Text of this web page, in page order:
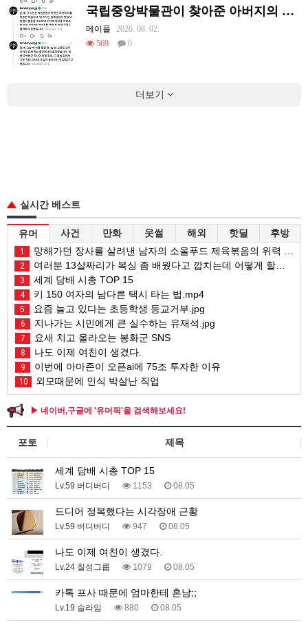
국립중앙박물관이 찾아준 아버지의 흔적
메이플
2026. 08. 02.
569
0
더보기
실시간 베스트
유머 사건 만화 웃썰 해외 핫딜 후방
1 망해가던 장사를 살려낸 남자의 소울푸드 제육볶음의 위력 ㅋㅋ
2 여러분 13살짜리가 복싱 좀 배웠다고 깝치는데 어떻게 할까요?
3 세계 담배 시총 TOP 15
4 키 150 여자의 남다른 택시 타는 법.mp4
5 요즘 늘고 있다는 초등학생 등교거부.jpg
6 지나가는 시민에게 큰 실수하는 유재석.jpg
7 요새 치고 올라오는 봉화군 SNS
8 나도 이제 여친이 생겼다.
9 이번에 아마존이 오픈ai에 75조 투자한 이유
10 외모때문에 인식 박살난 직업
▶ 네이버,구글에 '유머픽'을 검색해보세요!
포토 제목
세계 담배 시총 TOP 15
Lv.59 버디버디 1153 08.05
드디어 정복했다는 시각장애 근황
Lv.59 버디버디 947 08.05
나도 이제 여친이 생겼다.
Lv.24 칠성그룹 1079 08.05
카톡 프사 때문에 엄마한테 혼남;;
Lv.19 슬라임 880 08.05